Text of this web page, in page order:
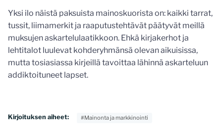
Yksi ilo näistä paksuista mainoskuorista on: kaikki tarrat,
tussit, liimamerkit ja raaputustehtävät päätyvät meillä
muksujen askartelulaatikkoon. Ehkä kirjakerhot ja
lehtitalot luulevat kohderyhmänsä olevan aikuisissa,
mutta tosiasiassa kirjeillä tavoittaa lähinnä askarteluun
addiktoituneet lapset.
Kirjoituksen aiheet: #Mainonta ja markkinointi